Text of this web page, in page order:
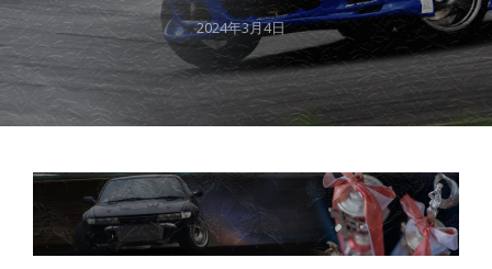
Posted
on
2024年3月4日